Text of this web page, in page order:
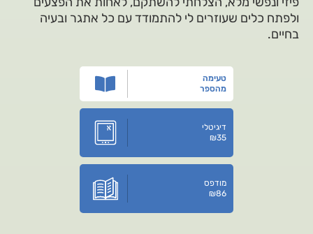
ולפתח כלים שעוזרים לי להתמודד עם כל אתגר ובעיה
בחיים.
טעימה
מהספר
דיגיטלי
₪35
מודפס
₪86